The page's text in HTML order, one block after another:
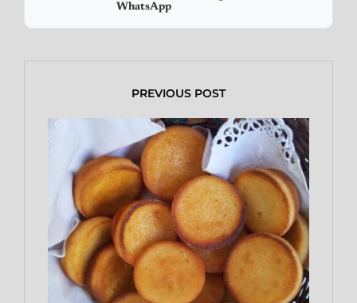
WhatsApp
PREVIOUS POST